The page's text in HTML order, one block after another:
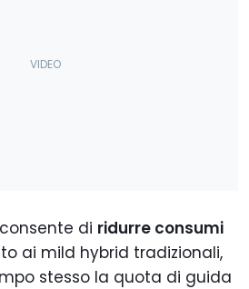
di ridurre consumi
ai mild hybrid tradizionali,
stesso la quota di guida